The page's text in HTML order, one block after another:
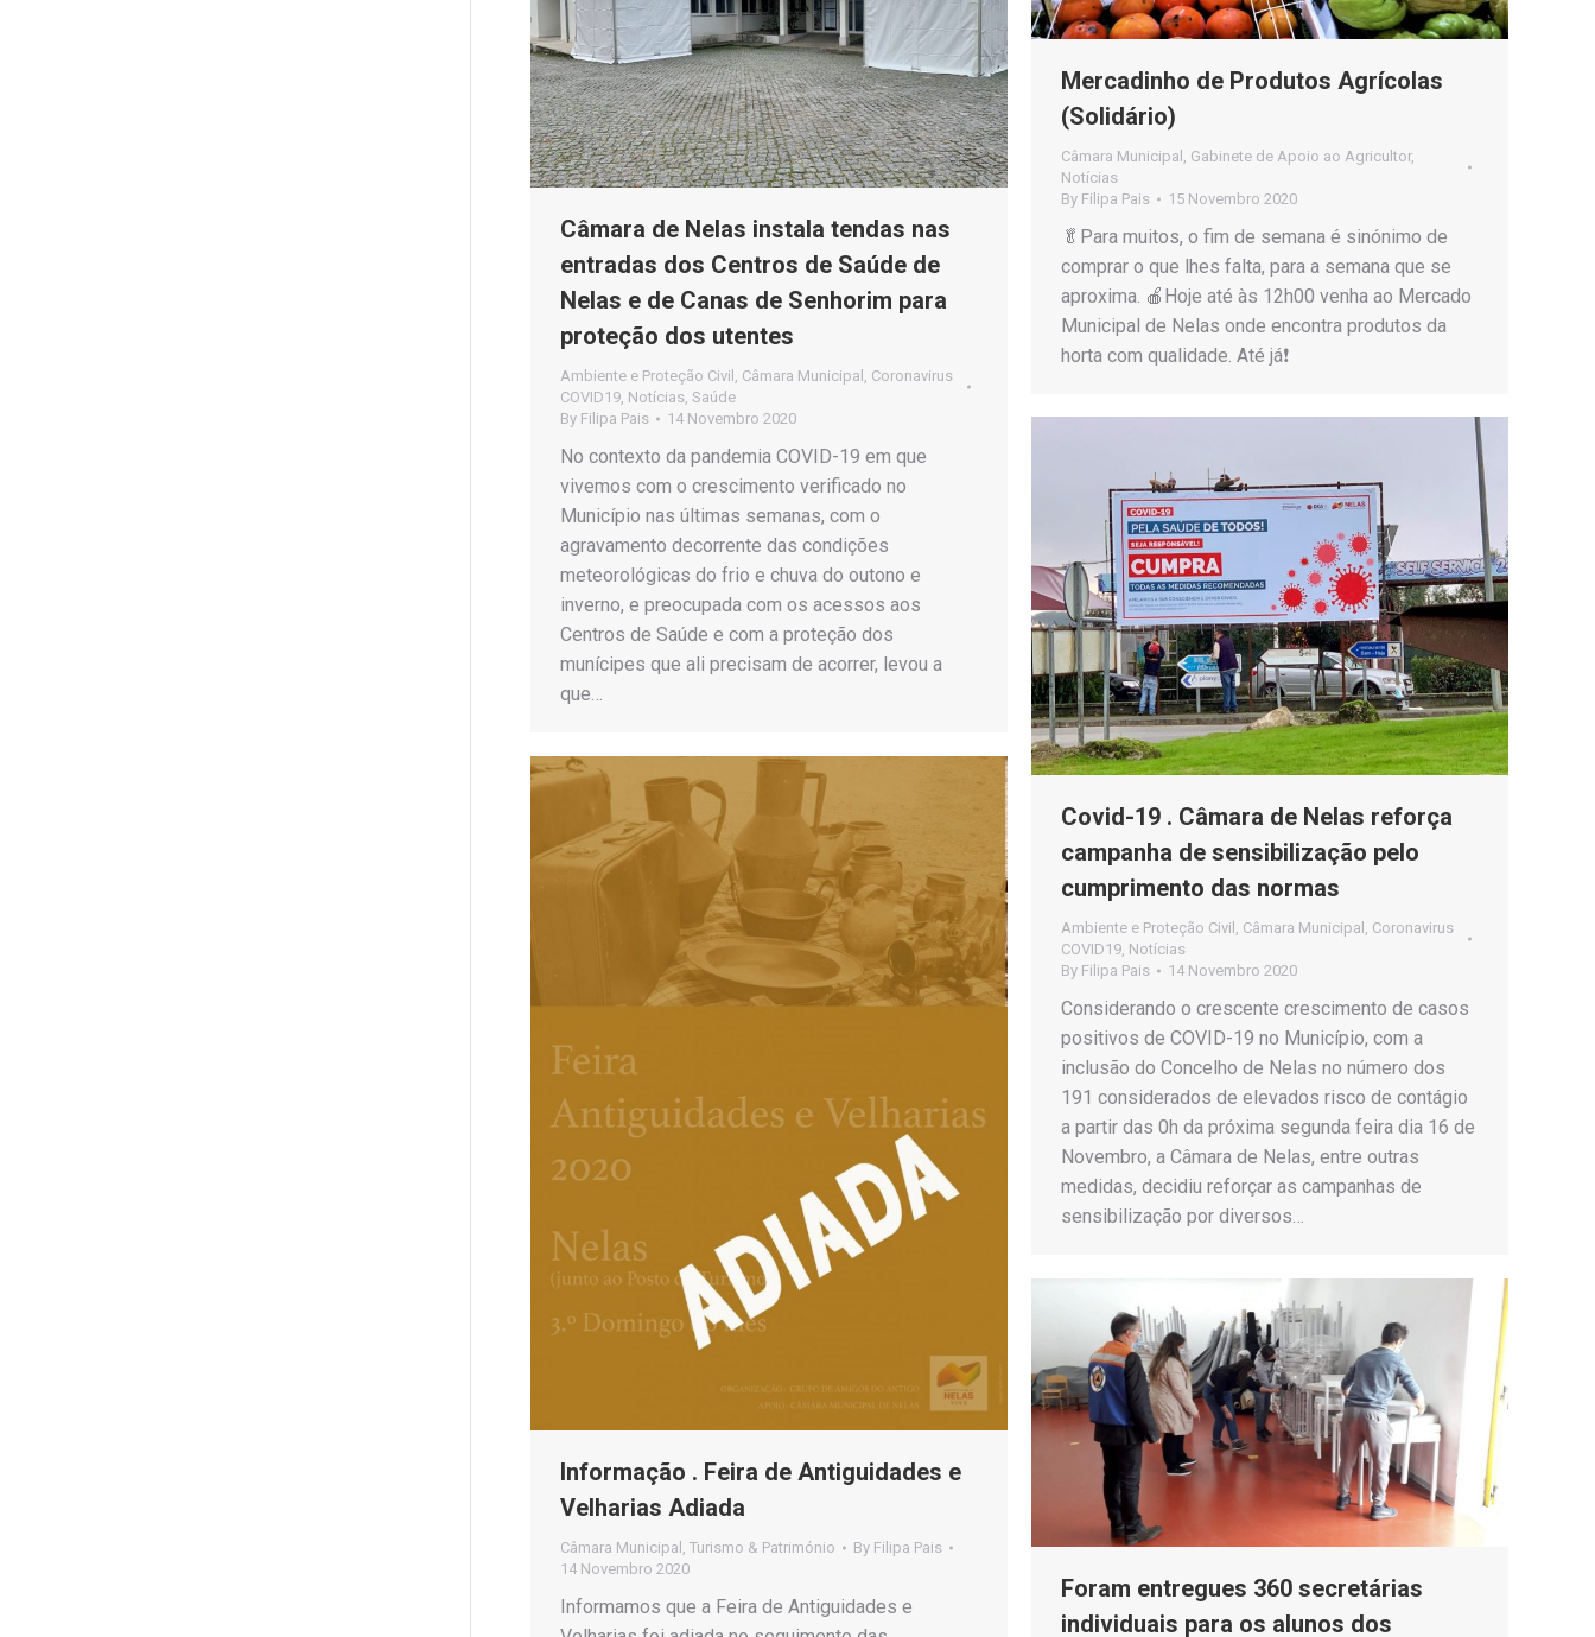
Mercadinho de Produtos Agrícolas
(Solidário)
Câmara Municipal Gabinete de Apoio ao Agricultor,
Notícias
By Filipa Pais 15 Novembro 2020
🥬Para muitos, o fim de semana é sinónimo de
comprar o que lhes falta, para a semana que se
aproxima. 🍎Hoje até às 12h00 venha ao Mercado
Municipal de Nelas onde encontra produtos da
horta com qualidade. Até já❗
Câmara de Nelas instala tendas nas
entradas dos Centros de Saúde de
Nelas e de Canas de Senhorim para
proteção dos utentes
Ambiente e Proteção Civil Câmara Municipal Coronavirus
COVID19 Notícias Saúde
By Filipa Pais 14 Novembro 2020
No contexto da pandemia COVID-19 em que
vivemos com o crescimento verificado no
Município nas últimas semanas, com o
agravamento decorrente das condições
meteorológicas do frio e chuva do outono e
inverno, e preocupada com os acessos aos
Centros de Saúde e com a proteção dos
munícipes que ali precisam de acorrer, levou a
que…
Covid-19 . Câmara de Nelas reforça
campanha de sensibilização pelo
cumprimento das normas
Ambiente e Proteção Civil Câmara Municipal
Coronavirus
COVID19 Notícias
By Filipa Pais 14 Novembro 2020
Considerando o crescente crescimento de casos
positivos de COVID-19 no Município, com a
inclusão do Concelho de Nelas no número dos
191 considerados de elevados risco de contágio
a partir das 0h da próxima segunda feira dia 16 de
Novembro, a Câmara de Nelas, entre outras
medidas, decidiu reforçar as campanhas de
sensibilização por diversos…
Informação . Feira de Antiguidades e
Velharias Adiada
Câmara Municipal Turismo & Património By Filipa Pais
14 Novembro 2020
Informamos que a Feira de Antiguidades e
Foram entregues 360 secretárias
individuais para os alunos dos